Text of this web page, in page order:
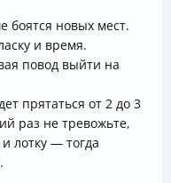
новых мест.
и время.
повод выйти на
прятаться от 2 до 3
раз не тревожьте,
лотку — тогда